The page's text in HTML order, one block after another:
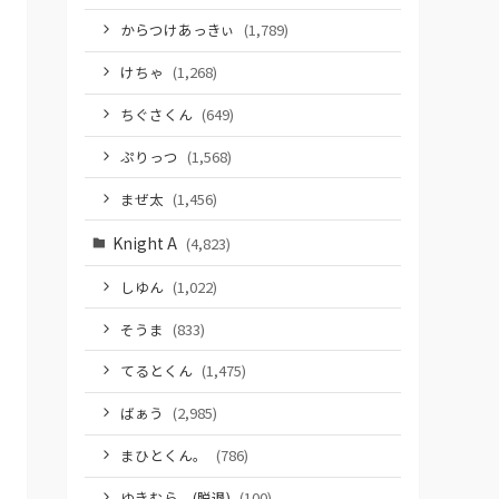
からつけあっきぃ (1,789)
けちゃ (1,268)
ちぐさくん (649)
ぷりっつ (1,568)
まぜ太 (1,456)
Knight A (4,823)
しゆん (1,022)
そうま (833)
てるとくん (1,475)
ばぁう (2,985)
まひとくん。
(786)